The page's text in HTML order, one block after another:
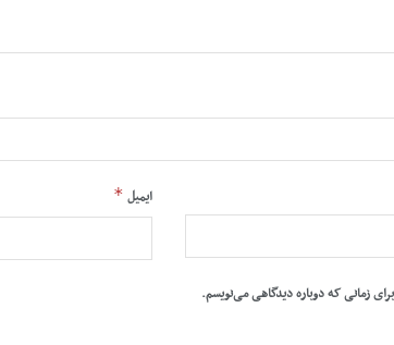
ایمیل *
زمانی که دوباره دیدگاهی می‌نویسم.